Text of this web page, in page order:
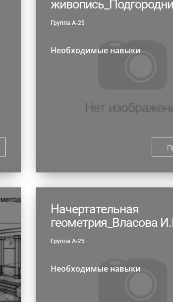
Группа А-25
Необходимые навыки
Начертательная
геометрия_Власова
Группа А-25
Необходимые навыки